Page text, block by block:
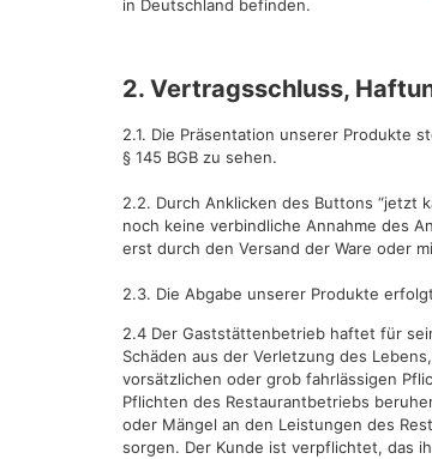
in Deutschland befinden.
2. Vertragsschluss,
2.1. Die Präsentation unserer Produkte
§ 145 BGB zu sehen.
2.2. Durch Anklicken des Buttons “jetzt
noch keine verbindliche Annahme des
erst durch den Versand der Ware oder
2.3. Die Abgabe unserer Produkte
2.4 Der Gaststättenbetrieb haftet für
Schäden aus der Verletzung des
vorsätzlichen oder grob fahrlässigen
Pflichten des Restaurantbetriebs
oder Mängel an den Leistungen des
sorgen. Der Kunde ist verpflichtet, das